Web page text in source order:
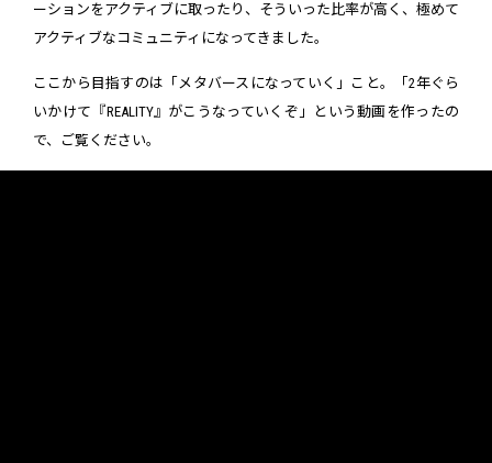
ーションをアクティブに取ったり、そういった比率が高く、極めて
アクティブなコミュニティになってきました。
ここから目指すのは「メタバースになっていく」こと。「2年ぐら
いかけて『REALITY』がこうなっていくぞ」という動画を作ったの
で、ご覧ください。